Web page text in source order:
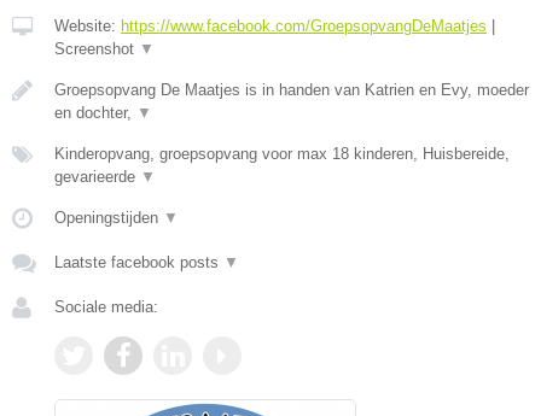
Website: https://www.facebook.com/GroepsopvangDeMaatjes
Screenshot ▼
Groepsopvang De Maatjes is in handen van Katrien en Evy, moeder
en dochter, ▼
Kinderopvang, groepsopvang voor max 18 kinderen, Huisbereide,
gevarieerde ▼
Openingstijden ▼
Laatste facebook posts ▼
Sociale media: